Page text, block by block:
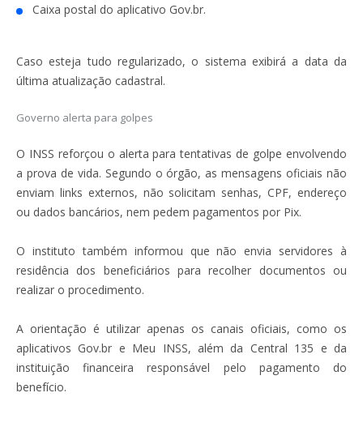
Caixa postal do aplicativo Gov.br.
Caso esteja tudo regularizado, o sistema exibirá a data da
última atualização cadastral.
Governo alerta para golpes
O INSS reforçou o alerta para tentativas de golpe envolvendo
a prova de vida. Segundo o órgão, as mensagens oficiais não
enviam links externos, não solicitam senhas, CPF, endereço
ou dados bancários, nem pedem pagamentos por Pix.
O instituto também informou que não envia servidores à
residência dos beneficiários para recolher documentos ou
realizar o procedimento.
A orientação é utilizar apenas os canais oficiais, como os
aplicativos Gov.br e Meu INSS, além da Central 135 e da
instituição financeira responsável pelo pagamento do
benefício.